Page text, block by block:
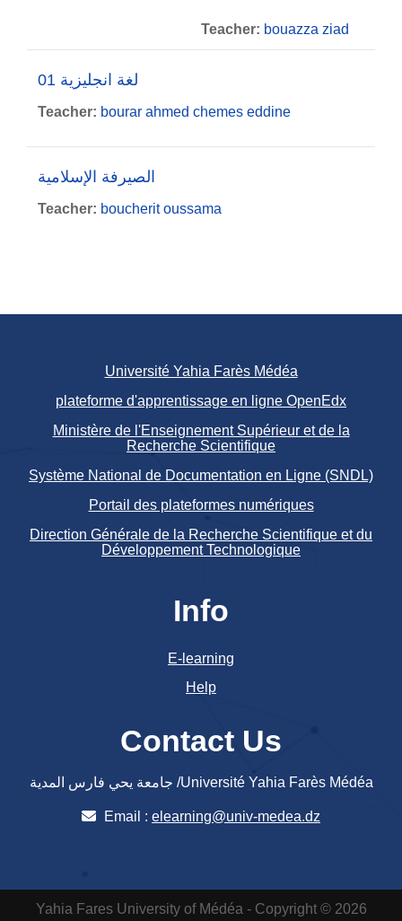
Teacher: bouazza ziad
لغة انجليزية 01
Teacher: bourar ahmed chemes eddine
الصيرفة الإسلامية
Teacher: boucherit oussama
Université Yahia Farès Médéa
plateforme d'apprentissage en ligne OpenEdx
Ministère de l'Enseignement Supérieur et de la
Recherche Scientifique
Système National de Documentation en Ligne (SNDL)
Portail des plateformes numériques
Direction Générale de la Recherche Scientifique et du
Développement Technologique
Info
E-learning
Help
Contact Us
جامعة يحي فارس المدية /Université Yahia Farès Médéa
Email : elearning@univ-medea.dz
Yahia Fares University of Médéa - Copyright © 2026